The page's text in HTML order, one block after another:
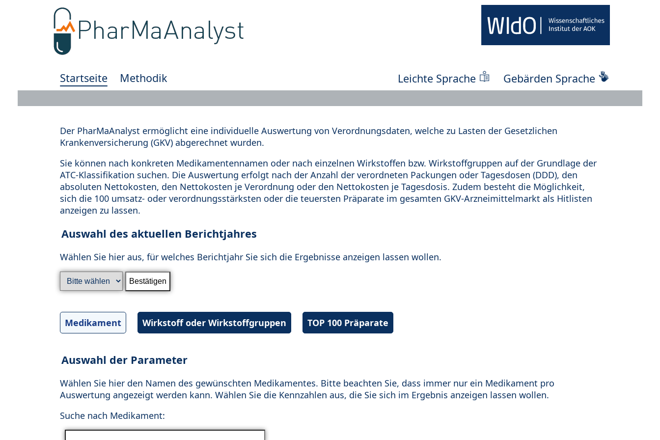
Startseite Methodik Leichte Sprache Gebärden Sprache
Der PharMaAnalyst ermöglicht eine individuelle Auswertung von Verordnungsdaten, welche zu Lasten der Gesetzlichen
Krankenversicherung (GKV) abgerechnet wurden.
Sie können nach konkreten Medikamentennamen oder nach einzelnen Wirkstoffen bzw. Wirkstoffgruppen auf der Grundlage der
ATC-Klassifikation suchen. Die Auswertung erfolgt nach der Anzahl der verordneten Packungen oder Tagesdosen (DDD), den
absoluten Nettokosten, den Nettokosten je Verordnung oder den Nettokosten je Tagesdosis. Zudem besteht die Möglichkeit,
sich die 100 umsatz- oder verordnungsstärksten oder die teuersten Präparate im gesamten GKV-Arzneimittelmarkt als Hitlisten
anzeigen zu lassen.
Auswahl des aktuellen Berichtjahres
Wählen Sie hier aus, für welches Berichtjahr Sie sich die Ergebnisse anzeigen lassen wollen.
Medikament Wirkstoff oder Wirkstoffgruppen TOP 100 Präparate
Auswahl der Parameter
Wählen Sie hier den Namen des gewünschten Medikamentes. Bitte beachten Sie, dass immer nur ein Medikament pro
Auswertung angezeigt werden kann. Wählen Sie die Kennzahlen aus, die Sie sich im Ergebnis anzeigen lassen wollen.
Suche nach Medikament: